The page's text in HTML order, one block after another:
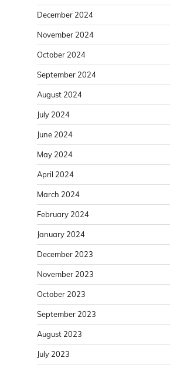
December 2024
November 2024
October 2024
September 2024
August 2024
July 2024
June 2024
May 2024
April 2024
March 2024
February 2024
January 2024
December 2023
November 2023
October 2023
September 2023
August 2023
July 2023